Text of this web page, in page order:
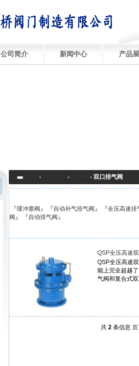
公司简介 新闻中心 产品
- - - 双口排气阀
『缓冲塞阀 』 『自动补气排气阀 』 『全压高速排
阀 』 『自动排气阀 』
QSP全压高速
QSP全压高速
能上完全超越
气阀和复合式
共 2 条信息